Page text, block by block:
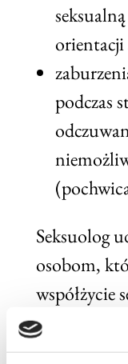
orientacji
podczas
Seksuolog
osobom,
współżycie
długą
mają